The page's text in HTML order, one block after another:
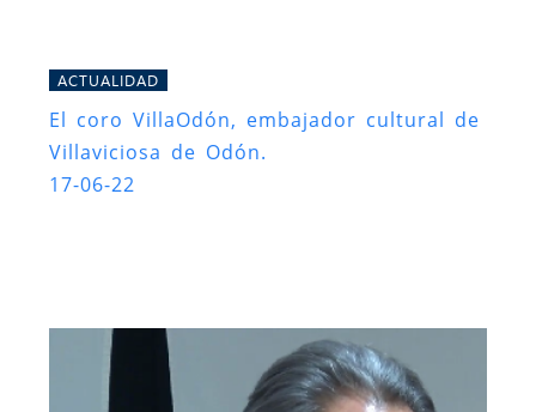
ACTUALIDAD
El coro VillaOdón, embajador cultural de
Villaviciosa de Odón.
17-06-22